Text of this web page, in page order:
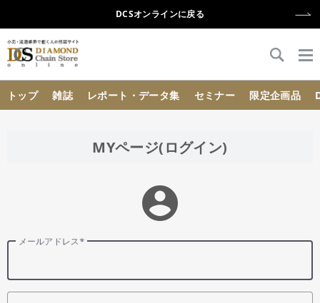
DCSオンラインに戻る
トップ 雑誌 レポート・データ集 セミナー 限定企画品
MYページ(ログイン)
account_circle
メールアドレス